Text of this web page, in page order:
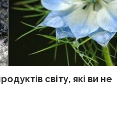
світу, які ви не